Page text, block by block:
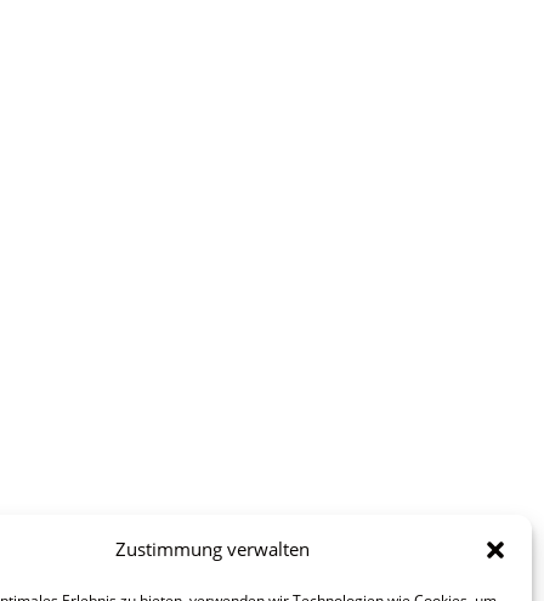
Zustimmung verwalten